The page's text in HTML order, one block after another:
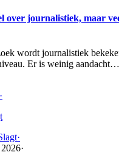
over journalistiek, maar
wordt journalistiek
Er is weinig aandacht…
·
·
·